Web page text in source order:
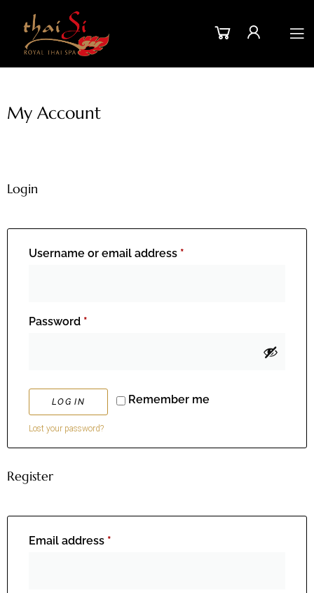
My Account
Login
Username or email address *
Password *
Remember me
LOG IN
Lost your password?
Register
Email address *